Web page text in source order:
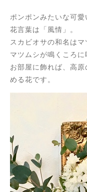
ポンポンみたいな可愛
花言葉は「風情」。
スカビオサの和名はマ
マツムシが鳴くころに
お部屋に飾れば、高
める花です。